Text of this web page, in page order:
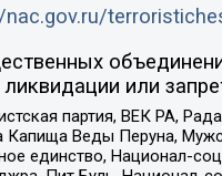
или
партия, ВЕК РА,
Капища Веды Перуна,
единство, Национал-